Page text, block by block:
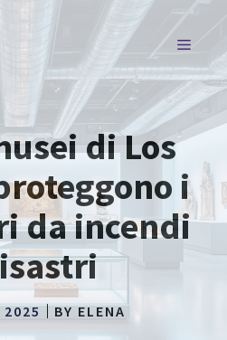
MENU
di Los
i
da incendi
2025 BY ELENA